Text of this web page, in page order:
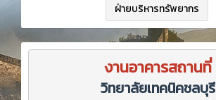
ฝ่ายบริหารทรัพยากร
งานอาคารสถานที่
วิทยาลัยเทคนิคชลบุรี